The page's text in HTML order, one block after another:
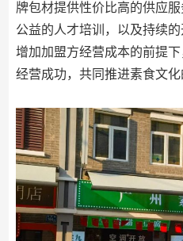
牌包材提供性价比高的供应
公益的人才培训，以及持续
增加加盟方经营成本的前提
经营成功，共同推进素食文化